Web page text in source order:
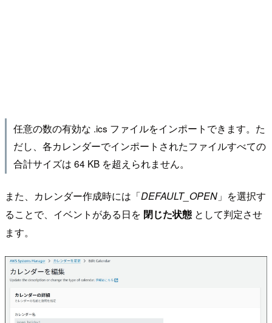
任意の数の有効な .ics ファイルをインポートできます。た
だし、各カレンダーでインポートされたファイルすべての
合計サイズは 64 KB を超えられません。
また、カレンダー作成時には「DEFAULT_OPEN 」を選択す
ることで、イベントがある日を 閉じた状態 として判定させ
ます。